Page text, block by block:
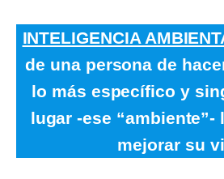
INTELIGENCIA
de una persona de
lo más específico y
lugar -ese “ambiente”-
mejorar su